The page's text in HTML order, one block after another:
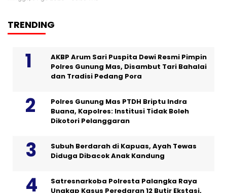
TRENDING
AKBP Arum Sari Puspita Dewi Resmi Pimpin
Polres Gunung Mas, Disambut Tari Bahalai
dan Tradisi Pedang Pora
Polres Gunung Mas PTDH Briptu Indra
Buana, Kapolres: Institusi Tidak Boleh
Dikotori Pelanggaran
Subuh Berdarah di Kapuas, Ayah Tewas
Diduga Dibacok Anak Kandung
Satresnarkoba Polresta Palangka Raya
Ungkap Kasus Peredaran 12 Butir Ekstasi,